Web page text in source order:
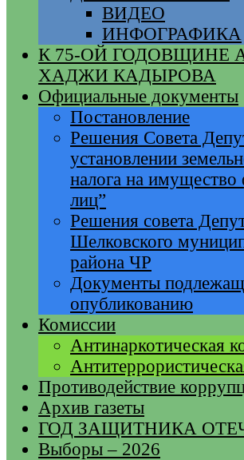
ВИДЕО
ИНФОГРАФИКА
К 75-ОЙ ГОДОВЩИНЕ
ХАДЖИ КАДЫРОВА
Официальные документы
Постановление
Решения Совета
установлении
налога на имущество
лиц”
Решения совета
Шелковского
района ЧР
Документы
опубликованию
Комиссии
Антинаркотическая
Противодействие
Архив газеты
ГОД ЗАЩИТНИКА
Выборы – 2026